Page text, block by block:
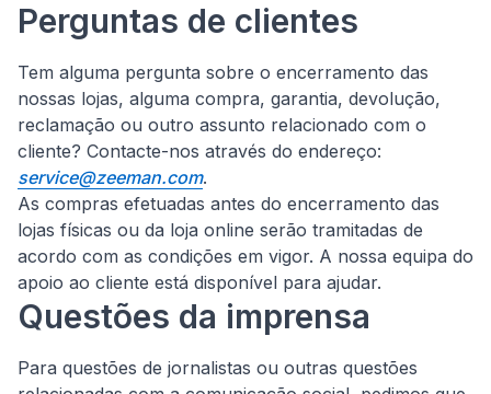
Perguntas de clientes
Tem alguma pergunta sobre o encerramento das
nossas lojas, alguma compra, garantia, devolução,
reclamação ou outro assunto relacionado com o
cliente? Contacte-nos através do endereço:
service@zeeman.com.
As compras efetuadas antes do encerramento das
lojas físicas ou da loja online serão tramitadas de
acordo com as condições em vigor. A nossa equipa do
apoio ao cliente está disponível para ajudar.
Questões da imprensa
Para questões de jornalistas ou outras questões